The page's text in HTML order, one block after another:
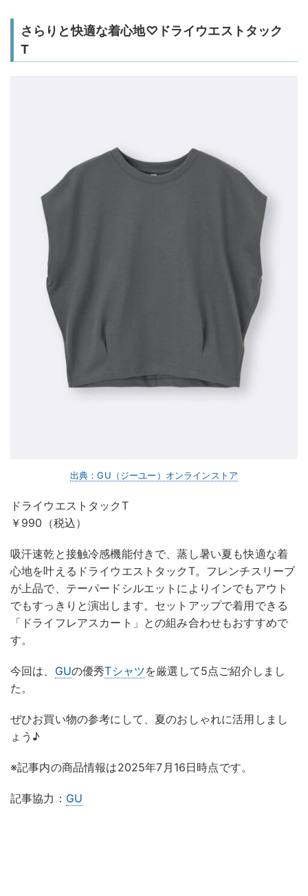
さらりと快適な着心地♡ドライウエストタック
T
出典：GU（ジーユー）オンラインストア
ドライウエストタックT
￥990（税込）
吸汗速乾と接触冷感機能付きで、蒸し暑い夏も快適な着
心地を叶えるドライウエストタックT。フレンチスリーブ
が上品で、テーパードシルエットによりインでもアウト
でもすっきりと演出します。セットアップで着用できる
「ドライフレアスカート」との組み合わせもおすすめで
す。
今回は、 GUの優秀Tシャツを厳選して5点ご紹介しまし
た。
ぜひお買い物の参考にして、夏のおしゃれに活用しまし
ょう♪
※記事内の商品情報は2025年7月16日時点です。
記事協力： GU